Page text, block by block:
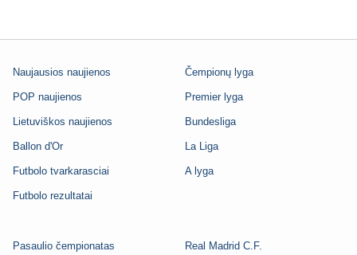
Naujausios naujienos
POP naujienos
Lietuviškos naujienos
Ballon d'Or
Futbolo tvarkarasciai
Futbolo rezultatai
Čempionų lyga
Premier lyga
Bundesliga
La Liga
A lyga
Pasaulio čempionatas Real Madrid C.F.